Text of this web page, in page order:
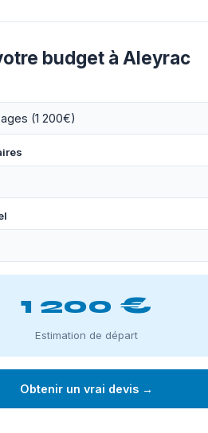
budget à Aleyrac
1 200 €
Estimation de départ
Obtenir un vrai devis →